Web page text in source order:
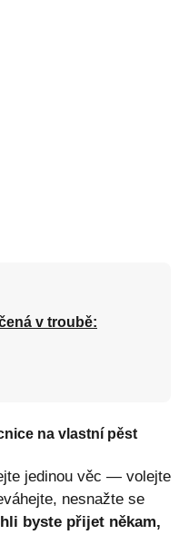
v troubě:
na vlastní pěst
jedinou věc — volejte
nesnažte se
byste přijet někam,